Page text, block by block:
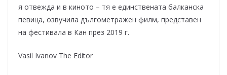
я отвежда и в киното – тя е единствената балканска
певица, озвучила дългометражен филм, представен
на фестивала в Кан през 2019 г.
Vasil Ivanov The Editor